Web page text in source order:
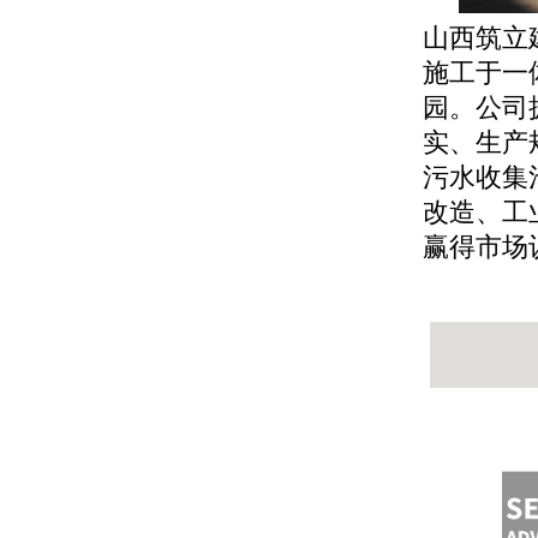
山西筑立
施工于一
园。公
实、生产
污水收集
改造、工
赢得市场